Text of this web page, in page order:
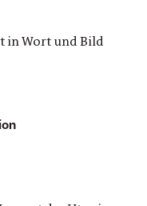
in Wort und Bild